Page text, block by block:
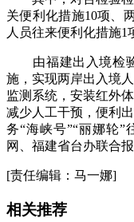
关便利化措施10项、
人员往来便利化措施1
由福建出入境检验
施，实现两岸出入境
监测系统，安装红外
减少人工干预，便利
务“海峡号”“丽娜轮”
网、福建省台办联合报
[责任编辑：马一娜]
相关推荐